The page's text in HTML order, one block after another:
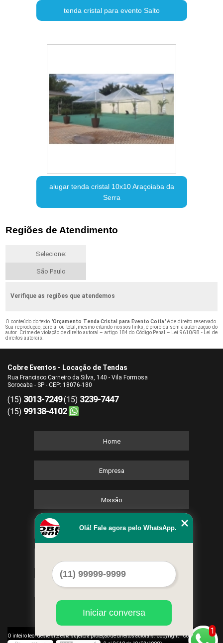
tenda cristal para evento Salto
alugar tenda cristal 10x10 Araçoiaba da
Serra
Regiões de Atendimento
Selecione:
São Paulo
Verifique as regiões que atendemos
O conteúdo do texto "Orçamento Tenda Cristal para Evento Cotia" é de direito reservado.
Sua reprodução, parcial ou total, mesmo citando nossos links, é proibida sem a autorização do
autor. Crime de violação de direito autoral – artigo 184 do Código Penal –
Lei 9610/98 - Lei de
direitos autorais
Cobre Eventos - Locação de Tendas
Rua Francisco Carneiro da Silva, 140 - Vila Formosa
Sorocaba - SP - CEP: 18076-180
(15) 3013-7249(15) 3239-7447
(15) 99138-4102
Home
Empresa
Missão
Serviços
Mapa do site
O inteiro teor deste site está sujeito à proteção de direitos autorais. Copyright Cobre Eventos
1
Olá! Fale agora pelo WhatsApp.
Iniciar conversa